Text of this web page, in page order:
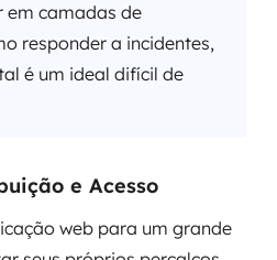
em camadas de
responder a incidentes,
é um ideal difícil de
e Acesso
web para um grande